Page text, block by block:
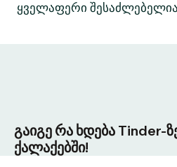
ყველაფერი
გაიგე რა ხდება Tinder-
ქალაქებში!